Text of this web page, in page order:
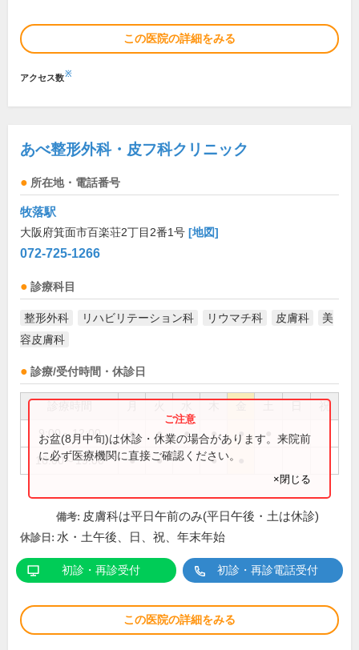
この医院の詳細をみる
アクセス数※
あべ整形外科・皮フ科クリニック
所在地・電話番号
牧落駅
大阪府箕面市百楽荘2丁目2番1号 [地図]
072-725-1266
診療科目
整形外科 リハビリテーション科 リウマチ科 皮膚科
美
容皮膚科
診療/受付時間・休診日
祝
9:00～12:00 ● ● ● ● ●
16:00～19:00 ● ● ●
お盆(8月中旬)は休診・休業の場合があります。来院前
に必ず医療機関に直接ご確認ください。
×閉じる
備考: 皮膚科は平日午前のみ(平日午後・土は休診)
休診日: 水・土午後、日、祝、年末年始
初診・再診受付 初診・再診電話受付
この医院の詳細をみる